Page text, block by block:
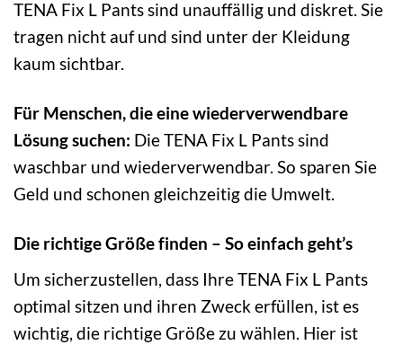
TENA Fix L Pants sind unauffällig und diskret. Sie
tragen nicht auf und sind unter der Kleidung
kaum sichtbar.
Für Menschen, die eine wiederverwendbare
Lösung suchen: Die TENA Fix L Pants sind
waschbar und wiederverwendbar. So sparen Sie
Geld und schonen gleichzeitig die Umwelt.
Die richtige Größe finden – So einfach geht’s
Um sicherzustellen, dass Ihre TENA Fix L Pants
optimal sitzen und ihren Zweck erfüllen, ist es
wichtig, die richtige Größe zu wählen. Hier ist